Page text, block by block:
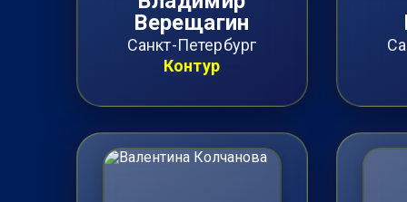
Верещагин
Санкт-Петербург
Контур